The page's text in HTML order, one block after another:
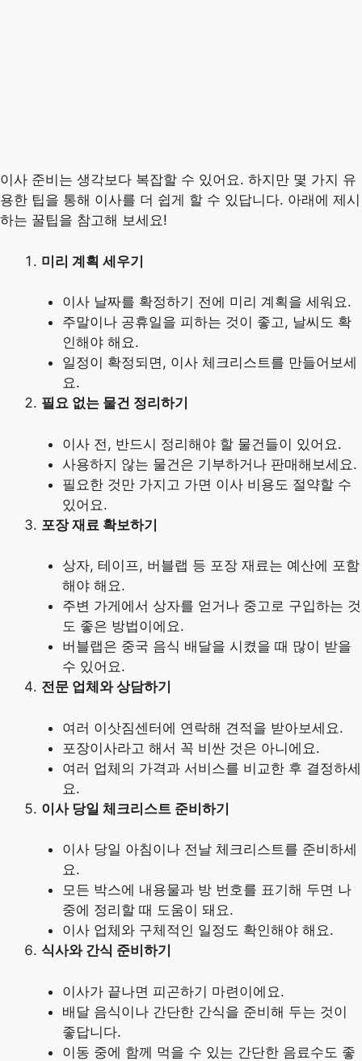
이사 준비는 생각보다 복잡할 수 있어요. 하지만 몇 가지 유
용한 팁을 통해 이사를 더 쉽게 할 수 있답니다. 아래에 제시
하는 꿀팁을 참고해 보세요!
미리 계획 세우기
이사 날짜를 확정하기 전에 미리 계획을 세워요.
주말이나 공휴일을 피하는 것이 좋고, 날씨도 확
인해야 해요.
일정이 확정되면, 이사 체크리스트를 만들어보세
요.
필요 없는 물건 정리하기
이사 전, 반드시 정리해야 할 물건들이 있어요.
사용하지 않는 물건은 기부하거나 판매해보세요.
필요한 것만 가지고 가면 이사 비용도 절약할 수
있어요.
포장 재료 확보하기
상자, 테이프, 버블랩 등 포장 재료는 예산에 포함
해야 해요.
주변 가게에서 상자를 얻거나 중고로 구입하는 것
도 좋은 방법이에요.
버블랩은 중국 음식 배달을 시켰을 때 많이 받을
수 있어요.
전문 업체와 상담하기
여러 이삿짐센터에 연락해 견적을 받아보세요.
포장이사라고 해서 꼭 비싼 것은 아니에요.
여러 업체의 가격과 서비스를 비교한 후 결정하세
요.
이사 당일 체크리스트 준비하기
이사 당일 아침이나 전날 체크리스트를 준비하세
요.
모든 박스에 내용물과 방 번호를 표기해 두면 나
중에 정리할 때 도움이 돼요.
이사 업체와 구체적인 일정도 확인해야 해요.
식사와 간식 준비하기
이사가 끝나면 피곤하기 마련이에요.
배달 음식이나 간단한 간식을 준비해 두는 것이
좋답니다.
이동 중에 함께 먹을 수 있는 간단한 음료수도 좋